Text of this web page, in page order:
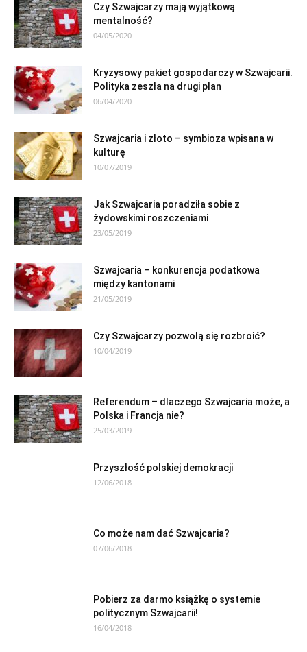
Czy Szwajcarzy mają wyjątkową
mentalność?
04/05/2020
Kryzysowy pakiet gospodarczy w Szwajcarii.
Polityka zeszła na drugi plan
06/04/2020
Szwajcaria i złoto – symbioza wpisana w
kulturę
10/07/2019
Jak Szwajcaria poradziła sobie z
żydowskimi roszczeniami
23/05/2019
Szwajcaria – konkurencja podatkowa
między kantonami
21/05/2019
Czy Szwajcarzy pozwolą się rozbroić?
10/04/2019
Referendum – dlaczego Szwajcaria może, a
Polska i Francja nie?
25/03/2019
Przyszłość polskiej demokracji
12/06/2018
Co może nam dać Szwajcaria?
07/06/2018
Pobierz za darmo książkę o systemie
politycznym Szwajcarii!
16/04/2018